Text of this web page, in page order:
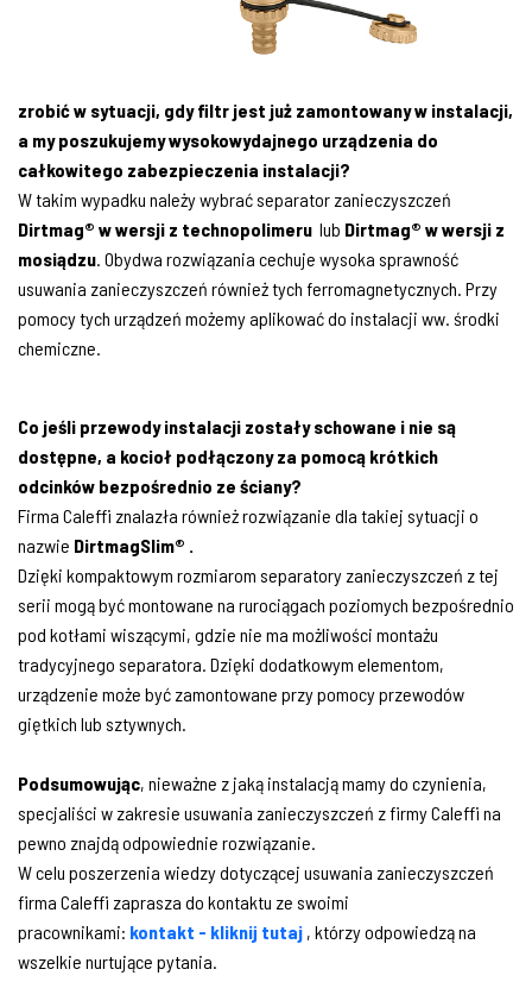
zrobić w sytuacji, gdy filtr jest już zamontowany w instalacji,
a my poszukujemy wysokowydajnego urządzenia do
całkowitego zabezpieczenia instalacji?
W takim wypadku należy wybrać separator zanieczyszczeń
Dirtmag® w wersji z technopolimeru lub Dirtmag® w wersji z
mosiądzu. Obydwa rozwiązania cechuje wysoka sprawność
usuwania zanieczyszczeń również tych ferromagnetycznych. Przy
pomocy tych urządzeń możemy aplikować do instalacji ww. środki
chemiczne.
Co jeśli przewody instalacji zostały schowane i nie są
dostępne, a kocioł podłączony za pomocą krótkich
odcinków bezpośrednio ze ściany?
Firma Caleffi znalazła również rozwiązanie dla takiej sytuacji o
nazwie DirtmagSlim® .
Dzięki kompaktowym rozmiarom separatory zanieczyszczeń z tej
serii mogą być montowane na rurociągach poziomych bezpośrednio
pod kotłami wiszącymi, gdzie nie ma możliwości montażu
tradycyjnego separatora. Dzięki dodatkowym elementom,
urządzenie może być zamontowane przy pomocy przewodów
giętkich lub sztywnych.
Podsumowując, nieważne z jaką instalacją mamy do czynienia,
specjaliści w zakresie usuwania zanieczyszczeń z firmy Caleffi na
pewno znajdą odpowiednie rozwiązanie.
W celu poszerzenia wiedzy dotyczącej usuwania zanieczyszczeń
firma Caleffi zaprasza do kontaktu ze swoimi
pracownikami: kontakt - kliknij tutaj , którzy odpowiedzą na
wszelkie nurtujące pytania.